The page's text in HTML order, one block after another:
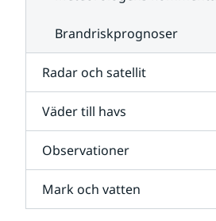
Brandriskprognoser
Radar och satellit
Väder till havs
Observationer
Mark och vatten